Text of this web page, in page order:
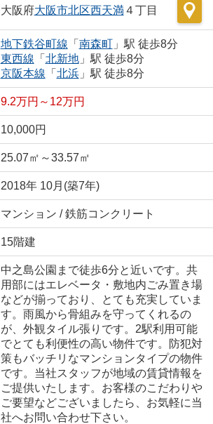
大阪府大阪市北区西天満４丁目
地下鉄谷町線 「 南森町」駅 徒歩8分
東西線 「 北新地」駅 徒歩8分
京阪本線 「 北浜」駅 徒歩8分
9.2万円～12万円
10,000円
25.07㎡～33.57㎡
2018年 10月(築7年)
マンション / 鉄筋コンクリート
15階建
中之島公園まで徒歩6分と近いです。共
用部にはエレベータ・敷地内ごみ置き場
などが揃っており、とても充実していま
す。雨風から骨組みを守ってくれるの
が、外観タイル張りです。2駅利用可能
でとても利便性の高い物件です。防犯対
策もバッチリなマンションタイプの物件
です。当社スタッフが地域の賃貸情報を
ご提供いたします。お客様のこだわりや
ご要望などございましたら、お気軽に当
社へお問い合わせ下さい。